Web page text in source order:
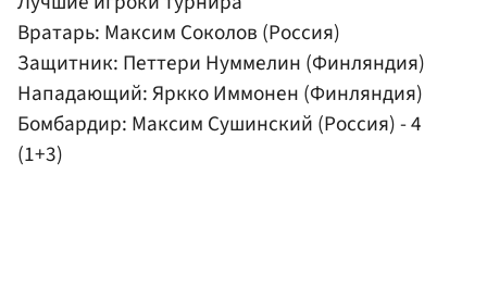
Вратарь: Максим Соколов (Россия)
Защитник: Петтери Нуммелин (Финляндия)
Нападающий:Яркко Иммонен (Финляндия)
Бомбардир: Максим Сушинский (Россия) - 4
(1+3)